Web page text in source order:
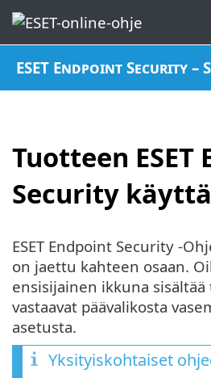
ESET Endpoint Security
Tuotteen ESET
Security
ESET Endpoint Security -
on jaettu kahteen osaan.
ensisijainen ikkuna
vastaavat päävalikosta
asetusta.
Yksityiskohtaiset